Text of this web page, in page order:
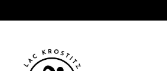
Inhalt